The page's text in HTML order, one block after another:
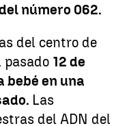
número 062.
del centro de
pasado 12 de
bebé en una
Las
del ADN del